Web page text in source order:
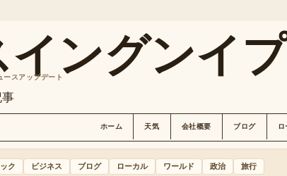
ングンイ
ースアップデート
ホーム 天気 会社概要 ブログ ロ
ク ビジネス ブログ ローカル ワールド 政治 旅行